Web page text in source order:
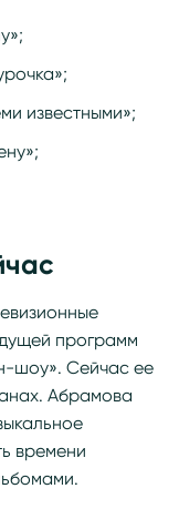
известными»;
программ
шоу». Сейчас ее
Абрамова
времени